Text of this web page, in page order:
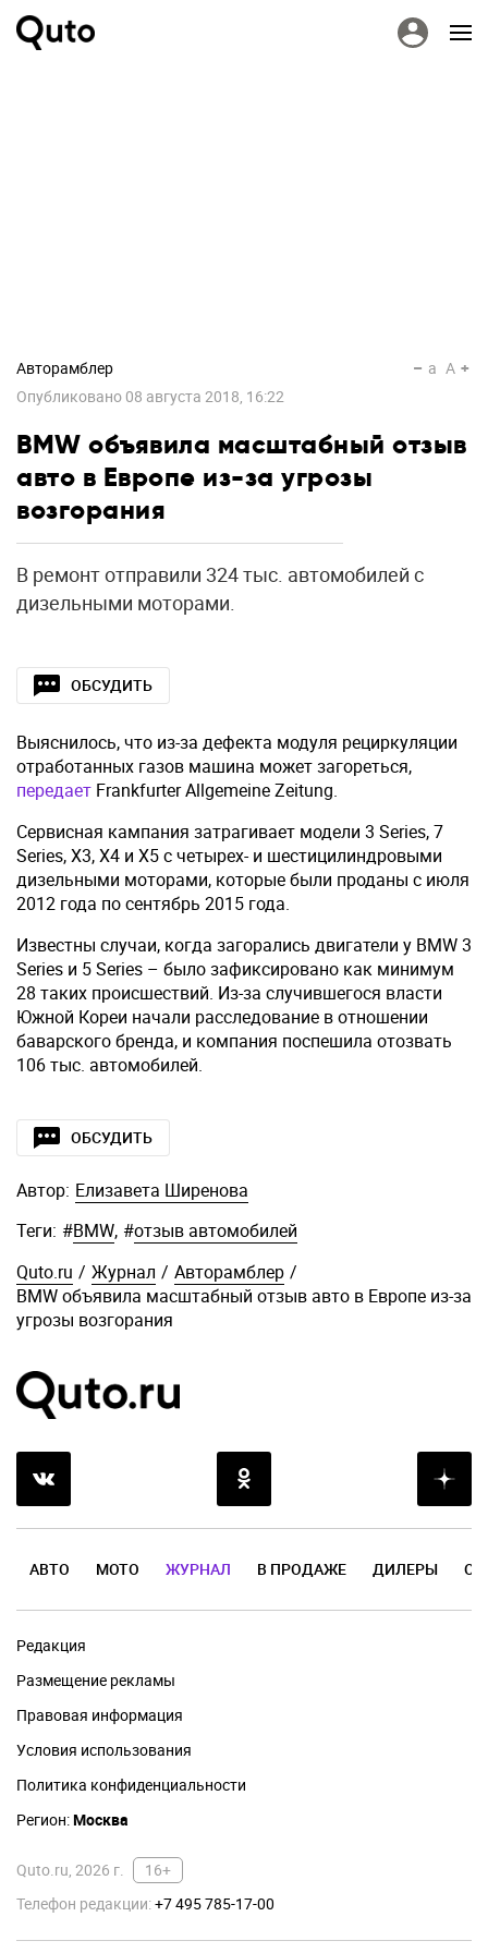
Авторамблер
Опубликовано 08 августа 2018, 16:22
a A
BMW объявила масштабный отзыв
авто в Европе из-за угрозы
возгорания
В ремонт отправили 324 тыс. автомобилей с
дизельными моторами.
ОБСУДИТЬ
Выяснилось, что из-за дефекта модуля рециркуляции
отработанных газов машина может загореться,
передает Frankfurter Allgemeine Zeitung.
Сервисная кампания затрагивает модели 3 Series, 7
Series, X3, X4 и X5 с четырех- и шестицилиндровыми
дизельными моторами, которые были проданы с июля
2012 года по сентябрь 2015 года.
Известны случаи, когда загорались двигатели у BMW 3
Series и 5 Series – было зафиксировано как минимум
28 таких происшествий. Из-за случившегося власти
Южной Кореи начали расследование в отношении
баварского бренда, и компания поспешила отозвать
106 тыс. автомобилей.
ОБСУДИТЬ
Автор: Елизавета Ширенова
Теги: #BMW, #отзыв автомобилей
Quto.ru / Журнал / Авторамблер /
BMW объявила масштабный отзыв авто в Европе из-за
угрозы возгорания
АВТО МОТО ЖУРНАЛ В ПРОДАЖЕ ДИЛЕРЫ
Редакция
Размещение рекламы
Правовая информация
Условия использования
Политика конфиденциальности
Регион:Москва
Quto.ru, 2026 г.
16+
Телефон редакции:+7 495 785-17-00